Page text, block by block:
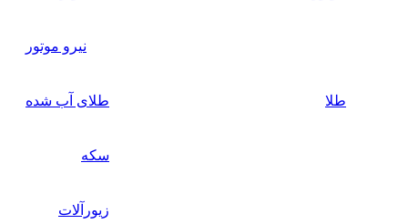
نیرو موتور
طلا طلای آب شده
سکه
زیورآلات